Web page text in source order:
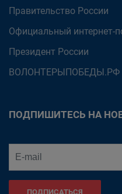
Правительство России
Официальный интернет-
Президент России
ВОЛОНТЕРЫПОБЕДЫ.РФ
ПОДПИШИТЕСЬ НА
ПОДПИСАТЬСЯ